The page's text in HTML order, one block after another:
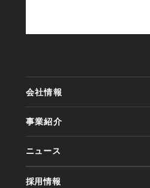
会社情報
代表メッセージ
会社概要
会社沿革
事業紹介
事業内容
実績紹介
ニュース
採用情報